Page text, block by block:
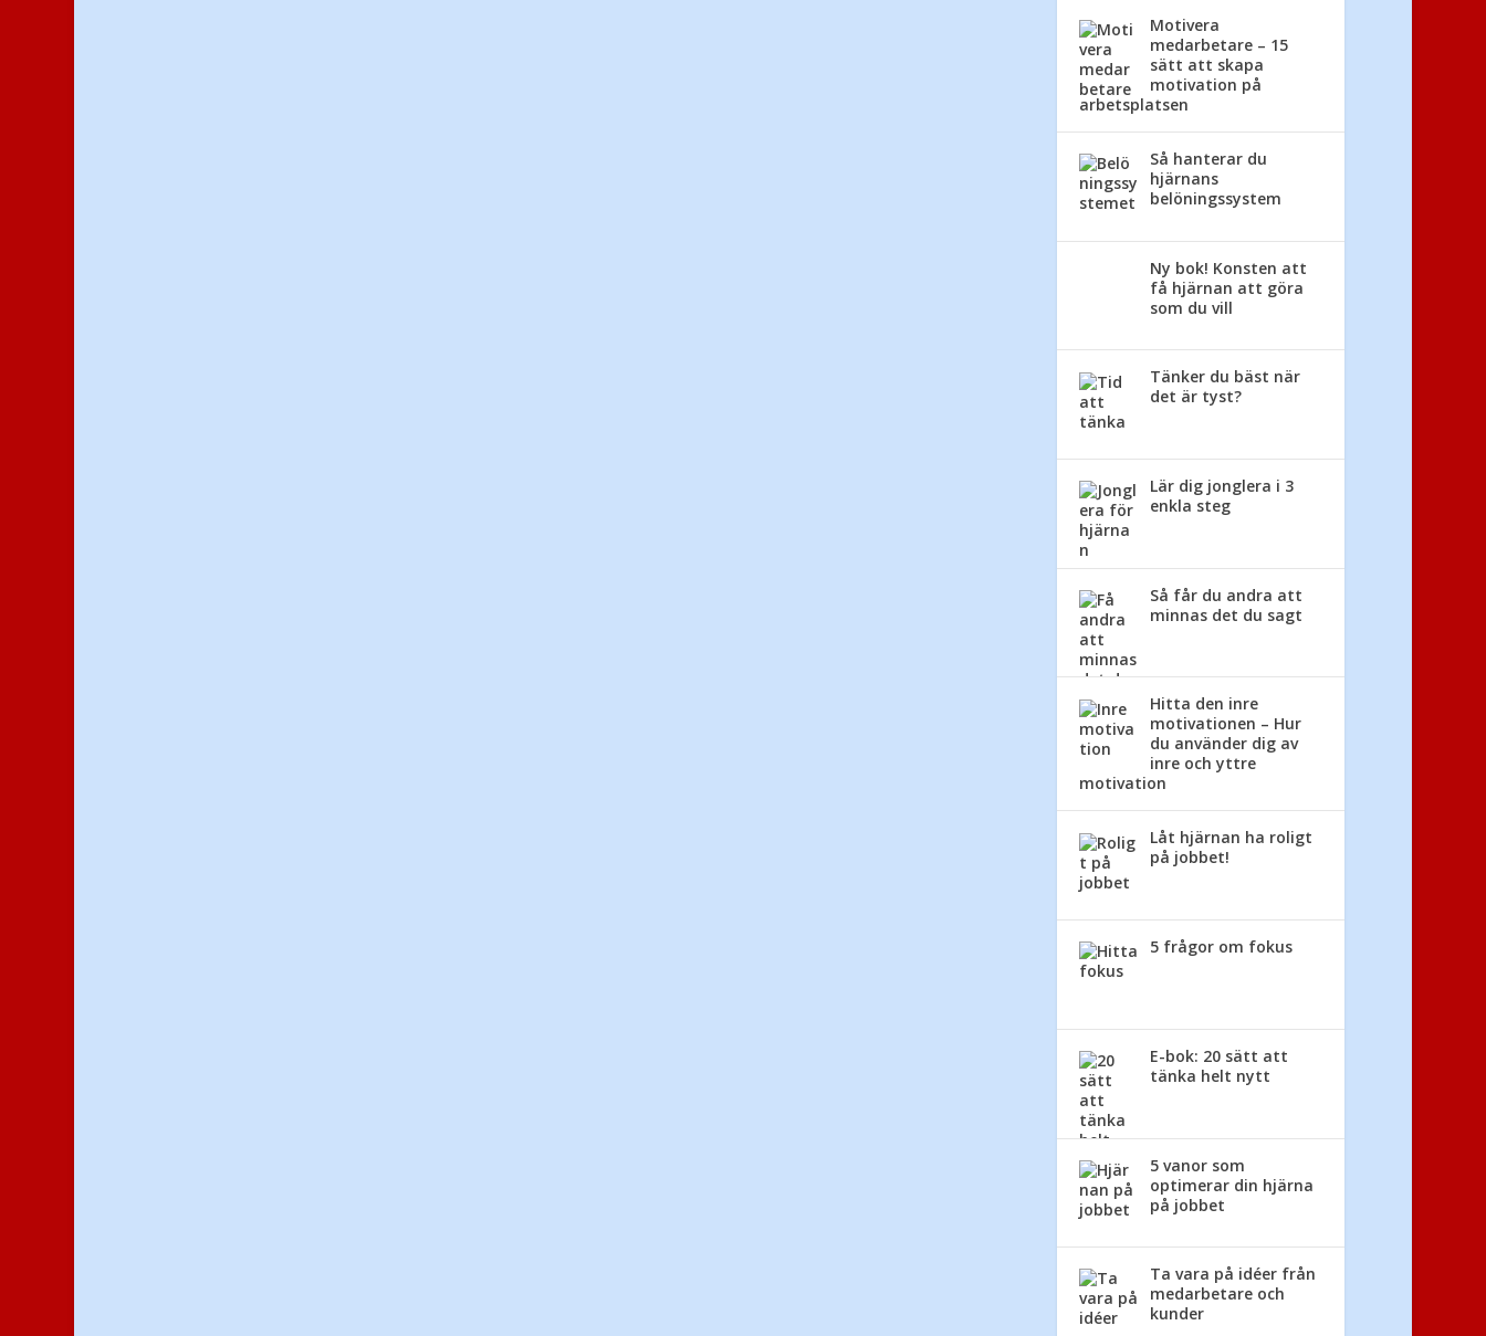
Motivera
medarbetare – 15
sätt att skapa
motivation på
arbetsplatsen
Så hanterar du
hjärnans
belöningssystem
Ny bok! Konsten att
få hjärnan att göra
som du vill
Tänker du bäst när
det är tyst?
Lär dig jonglera i 3
enkla steg
Så får du andra att
minnas det du sagt
Hitta den inre
motivationen – Hur
du använder dig av
inre och yttre
motivation
Låt hjärnan ha roligt
på jobbet!
5 frågor om fokus
E-bok: 20 sätt att
tänka helt nytt
5 vanor som
optimerar din hjärna
på jobbet
Ta vara på idéer från
medarbetare och
kunder